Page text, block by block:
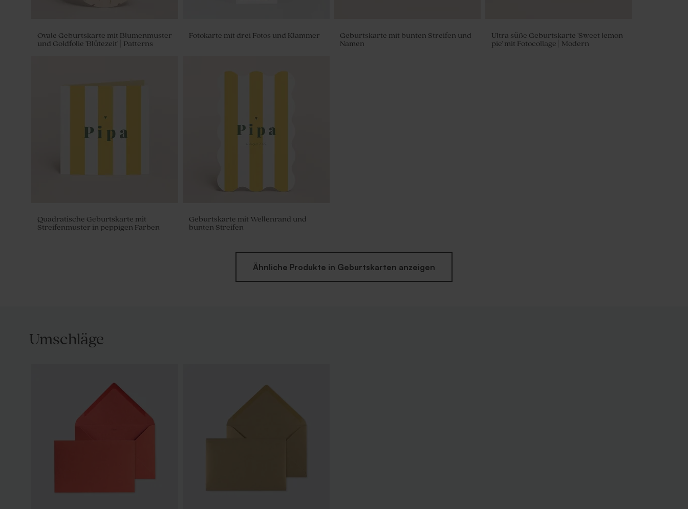
Ovale Geburtskarte mit Blumenmuster
und Goldfolie 'Blütezeit' | Patterns
Fotokarte mit drei Fotos und Klammer
Geburtskarte mit bunten Streifen und
Namen
Ultra süße Geburtskarte 'Sweet lemon
pie' mit Fotocollage | Modern
Quadratische Geburtskarte mit
Streifenmuster in peppigen Farben
Geburtskarte mit Wellenrand und
bunten Streifen
Ähnliche Produkte in Geburtskarten anzeigen
Umschläge